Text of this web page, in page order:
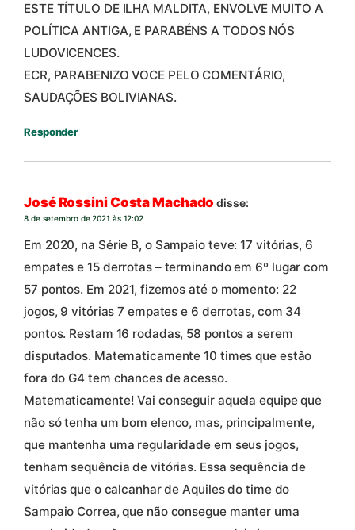
ESTE TÍTULO DE ILHA MALDITA, ENVOLVE MUITO A
POLÍTICA ANTIGA, E PARABÉNS A TODOS NÓS
LUDOVICENCES.
ECR, PARABENIZO VOCE PELO COMENTÁRIO,
SAUDAÇÕES BOLIVIANAS.
Responder
José Rossini Costa Machado disse:
8 de setembro de 2021 às 12:02
Em 2020, na Série B, o Sampaio teve: 17 vitórias, 6
empates e 15 derrotas – terminando em 6º lugar com
57 pontos. Em 2021, fizemos até o momento: 22
jogos, 9 vitórias 7 empates e 6 derrotas, com 34
pontos. Restam 16 rodadas, 58 pontos a serem
disputados. Matematicamente 10 times que estão
fora do G4 tem chances de acesso.
Matematicamente! Vai conseguir aquela equipe que
não só tenha um bom elenco, mas, principalmente,
que mantenha uma regularidade em seus jogos,
tenham sequência de vitórias. Essa sequência de
vitórias que o calcanhar de Aquiles do time do
Sampaio Correa, que não consegue manter uma